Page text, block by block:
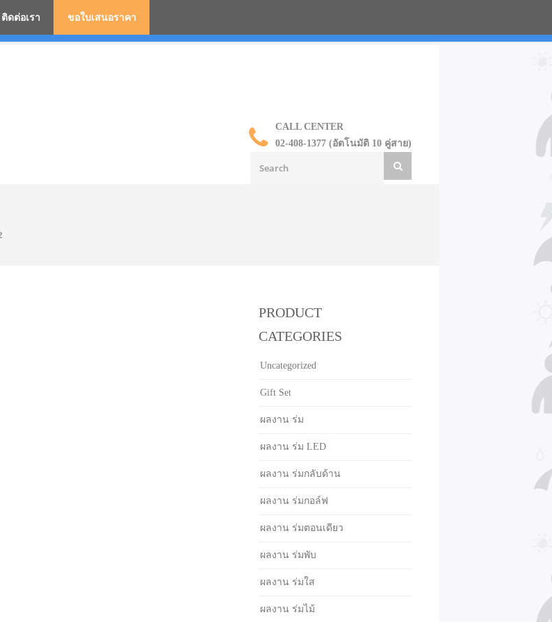
CALL CENTER
02-408-1377 (อัตโนมัติ 10 คู่สาย)
ติดต่อเรา ขอใบเสนอราคา
PRODUCT
CATEGORIES
Uncategorized
Gift Set
ผลงาน ร่ม
ผลงาน ร่ม LED
ผลงาน ร่มกลับด้าน
ผลงาน ร่มกอล์ฟ
ผลงาน ร่มตอนเดียว
ผลงาน ร่มพับ
ผลงาน ร่มใส
ผลงาน ร่มไม้
มพรีเมี่ยม ร่มตอนเดียว ร่มกอล์ฟ ร่มกลับด้าน ราคาส่ง